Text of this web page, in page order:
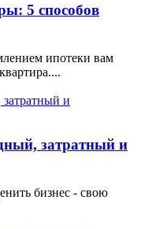
5 способов
ипотеки вам
затратный и
бизнес - свою